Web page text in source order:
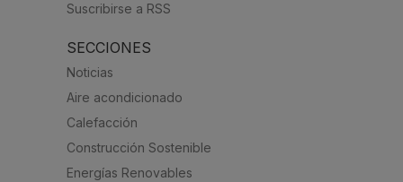
Suscribirse a RSS
SECCIONES
Noticias
Aire acondicionado
Calefacción
Construcción Sostenible
Energías Renovables